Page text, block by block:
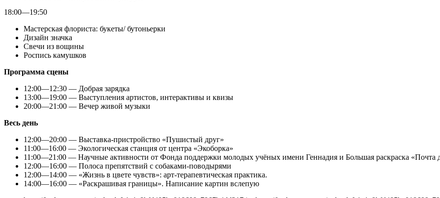
18:00—19:50
Мастерская флориста: букеты/ бутоньерки
Дизайн значка
Свечи из вощины
Роспись камушков
Программа сцены
12:00—12:30 — Добрая зарядка
13:00—19:00 — Выступления артистов, интерактивы и квизы
20:00—21:00 — Вечер живой музыки
Весь день
12:00—20:00 — Выставка-пристройство «Пушистый друг»
11:00—16:00 — Экологическая станция от центра «Экоборка»
11:00—21:00 — Научные активности от Фонда поддержки молодых учёных имени Геннадия и Большая раскраска «Почта
12:00—16:00 — Полоса препятствий с собаками-поводырями
12:00—14:00 — «Жизнь в цвете чувств»: арт-терапевтическая практика.
14:00—16:00 — «Раскрашивая границы». Написание картин вслепую